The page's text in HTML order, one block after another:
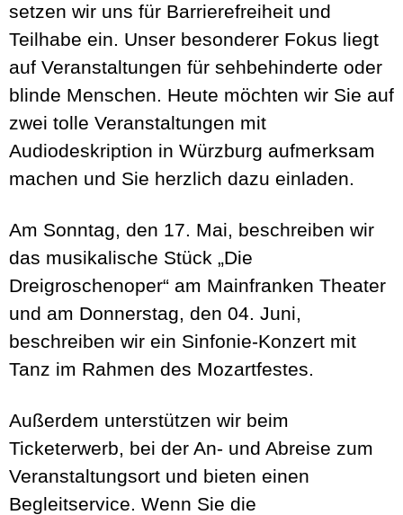
setzen wir uns für Barrierefreiheit und
Teilhabe ein. Unser besonderer Fokus liegt
auf Veranstaltungen für sehbehinderte oder
blinde Menschen. Heute möchten wir Sie auf
zwei tolle Veranstaltungen mit
Audiodeskription in Würzburg aufmerksam
machen und Sie herzlich dazu einladen.
Am Sonntag, den 17. Mai, beschreiben wir
das musikalische Stück „Die
Dreigroschenoper“ am Mainfranken Theater
und am Donnerstag, den 04. Juni,
beschreiben wir ein Sinfonie-Konzert mit
Tanz im Rahmen des Mozartfestes.
Außerdem unterstützen wir beim
Ticketerwerb, bei der An- und Abreise zum
Veranstaltungsort und bieten einen
Begleitservice. Wenn Sie die